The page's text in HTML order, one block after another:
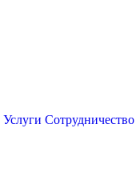
Услуги Сотрудничество